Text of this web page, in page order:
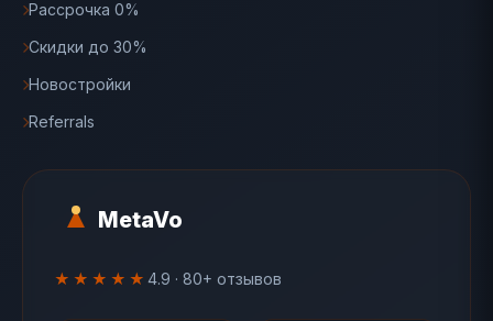
MetaVo
★★★★★ 4.9 · 80+ отзывов
Рассрочка 0%
Скидки до 30%
Новостройки
Referrals